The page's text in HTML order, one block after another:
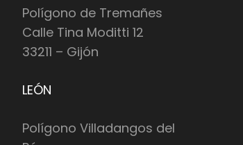
Polígono de Tremañes
Calle Tina Moditti 12
33211 – Gijón
LEÓN
Polígono Villadangos del